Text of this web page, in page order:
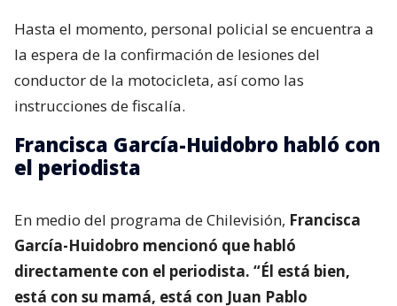
Hasta el momento, personal policial se encuentra a
la espera de la confirmación de lesiones del
conductor de la motocicleta, así como las
instrucciones de fiscalía.
Francisca García-Huidobro habló con
el periodista
En medio del programa de Chilevisión, Francisca
García-Huidobro mencionó que habló
directamente con el periodista. “Él está bien,
está con su mamá, está con Juan Pablo